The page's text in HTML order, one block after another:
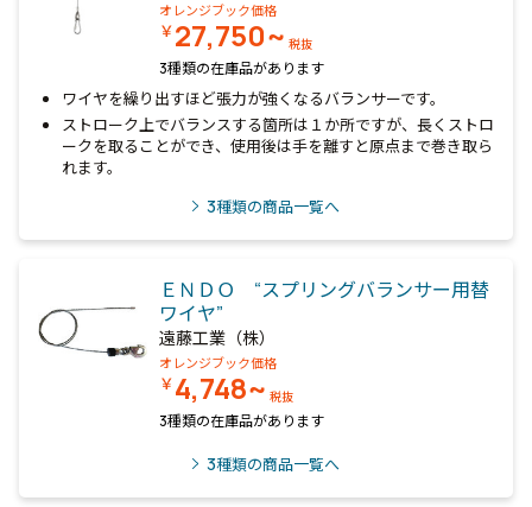
オレンジブック価格
￥27,750~ 税抜
3種類の在庫品があります
ワイヤを繰り出すほど張力が強くなるバランサーです。
ストローク上でバランスする箇所は１か所ですが、長くストロ
ークを取ることができ、使用後は手を離すと原点まで巻き取ら
れます。
3種類の商品一覧へ
ＥＮＤＯ “スプリングバランサー用替
ワイヤ”
遠藤工業（株）
オレンジブック価格
￥4,748~ 税抜
3種類の在庫品があります
3種類の商品一覧へ